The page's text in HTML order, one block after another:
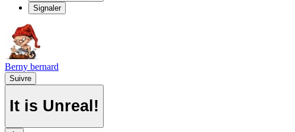
Signaler
Berny bernard
Suivre
It is Unreal!